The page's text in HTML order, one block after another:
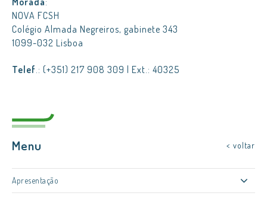
NOVA FCSH
Colégio Almada Negreiros, gabinete 343
1099-032 Lisboa
Telef.: (+351) 217 908 309 | Ext.: 40325
Menu < voltar
Apresentação